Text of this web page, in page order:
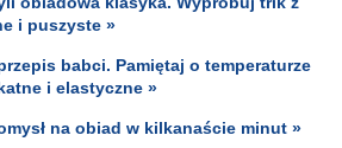
i puszyste »
babci. Pamiętaj o temperaturze
i elastyczne »
na obiad w kilkanaście minut »